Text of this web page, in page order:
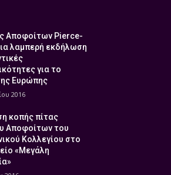
Αποφοίτων Pierce-
λαμπερή εκδήλωση
για το
Ευρώπης
2016
κοπής πίτας
Αποφοίτων του
Κολλεγίου στο
«Μεγάλη